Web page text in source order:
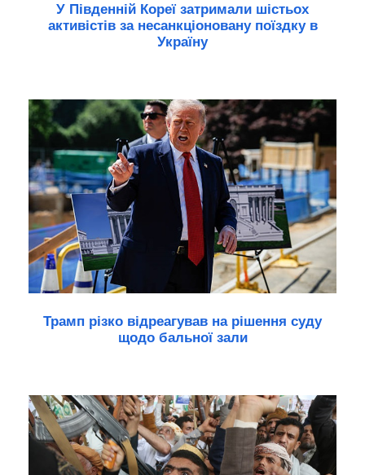
У Південній Кореї затримали шістьох
активістів за несанкціоновану поїздку в
Україну
Трамп різко відреагував на рішення суду
щодо бальної зали